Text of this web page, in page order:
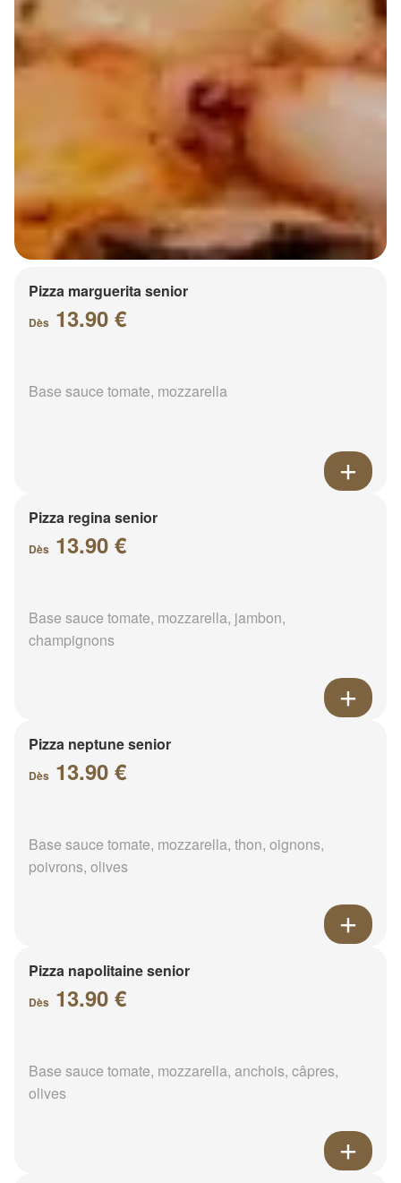
Pizza marguerita senior
Dès 13.90 €
Base sauce tomate, mozzarella
Pizza regina senior
Dès 13.90 €
Base sauce tomate, mozzarella, jambon,
champignons
Pizza neptune senior
Dès 13.90 €
Base sauce tomate, mozzarella, thon, oignons,
poivrons, olives
Pizza napolitaine senior
Dès 13.90 €
Base sauce tomate, mozzarella, anchois, câpres,
olives